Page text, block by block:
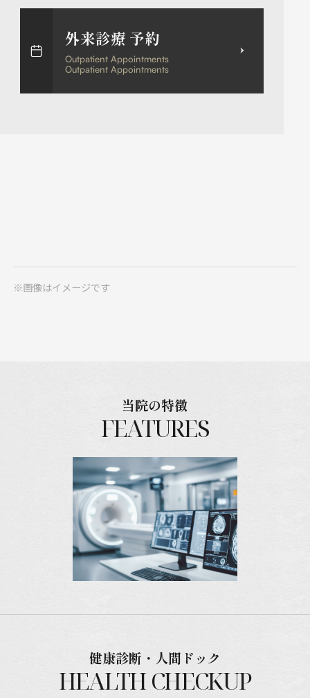
外来診療 予約
Outpatient Appointments
Outpatient Appointments
※画像はイメージです
当院の特徴
FEATURES
健康診断・人間ドック
HEALTH CHECKUP